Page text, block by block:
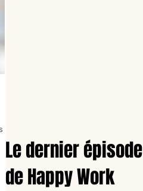
Le dernier épisode
de Happy Work